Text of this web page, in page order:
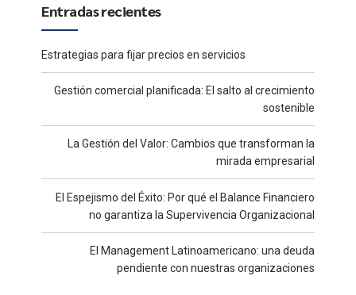
Entradas recientes
Estrategias para fijar precios en servicios
Gestión comercial planificada: El salto al crecimiento
sostenible
La Gestión del Valor: Cambios que transforman la
mirada empresarial
El Espejismo del Éxito: Por qué el Balance Financiero
no garantiza la Supervivencia Organizacional
El Management Latinoamericano: una deuda
pendiente con nuestras organizaciones